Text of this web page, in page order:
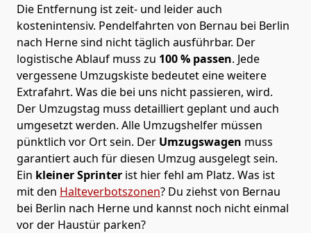
Die Entfernung ist zeit- und leider auch
kostenintensiv. Pendelfahrten von Bernau bei Berlin
nach Herne sind nicht täglich ausführbar. Der
logistische Ablauf muss zu 100 % passen. Jede
vergessene Umzugskiste bedeutet eine weitere
Extrafahrt. Was die bei uns nicht passieren, wird.
Der Umzugstag muss detailliert geplant und auch
umgesetzt werden. Alle Umzugshelfer müssen
pünktlich vor Ort sein. Der Umzugswagen muss
garantiert auch für diesen Umzug ausgelegt sein.
Ein kleiner Sprinter ist hier fehl am Platz. Was ist
mit den Halteverbotszonen? Du ziehst von Bernau
bei Berlin nach Herne und kannst noch nicht einmal
vor der Haustür parken?